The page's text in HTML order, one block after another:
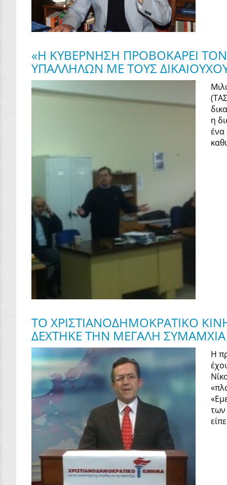
«Η ΚΥΒΕΡΝΗΣΗ ΠΡΟΒΟΚΑΡΕΙ
ΥΠΑΛΛΗΛΩΝ ΜΕ ΤΟΥΣ
η
ένα
ΤΟ ΧΡΙΣΤΙΑΝΟΔΗΜΟΚΡΑΤΙΚΟ
ΔΕΧΤΗΚΕ ΤΗΝ ΜΕΓΑΛΗ
Η
των